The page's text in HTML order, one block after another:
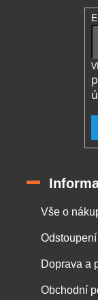
Vše o
Doprava a
Obchodní